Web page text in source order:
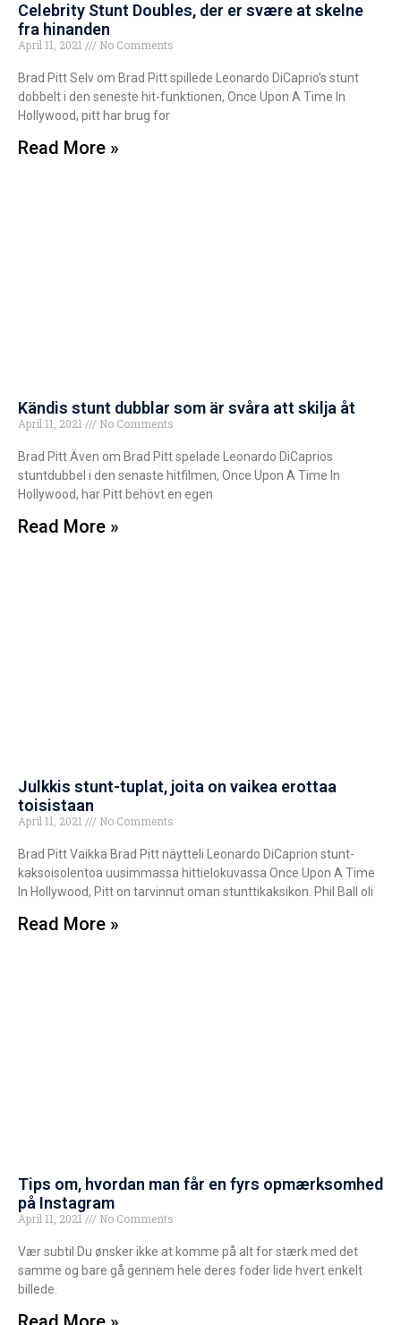
Celebrity Stunt Doubles, der er svære at skelne
fra hinanden
April 11, 2021 No Comments
Brad Pitt Selv om Brad Pitt spillede Leonardo DiCaprio’s stunt
dobbelt i den seneste hit-funktionen, Once Upon A Time In
Hollywood, pitt har brug for
Read More »
Kändis stunt dubblar som är svåra att skilja åt
April 11, 2021 No Comments
Brad Pitt Även om Brad Pitt spelade Leonardo DiCaprios
stuntdubbel i den senaste hitfilmen, Once Upon A Time In
Hollywood, har Pitt behövt en egen
Read More »
Julkkis stunt-tuplat, joita on vaikea erottaa
toisistaan
April 11, 2021 No Comments
Brad Pitt Vaikka Brad Pitt näytteli Leonardo DiCaprion stunt-
kaksoisolentoa uusimmassa hittielokuvassa Once Upon A Time
In Hollywood, Pitt on tarvinnut oman stunttikaksikon. Phil Ball oli
Read More »
Tips om, hvordan man får en fyrs opmærksomhed
på Instagram
April 11, 2021 No Comments
Vær subtil Du ønsker ikke at komme på alt for stærk med det
samme og bare gå gennem hele deres foder lide hvert enkelt
billede.